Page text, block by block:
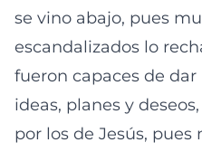
se vino abajo, pues
escandalizados lo
fueron capaces de
ideas, planes y
por los de Jesús, pues